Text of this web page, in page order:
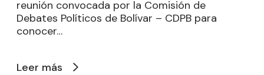
reunión convocada por la Comisión de
Debates Políticos de Bolívar – CDPB para
conocer…
Leer más